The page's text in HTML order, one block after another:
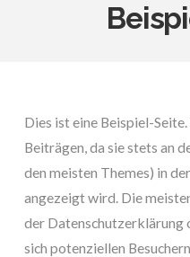
Dies ist eine Beispiel-
Beiträgen, da sie stets an
den meisten Themes) in
angezeigt wird. Die
der Datenschutzerklärung
sich potenziellen